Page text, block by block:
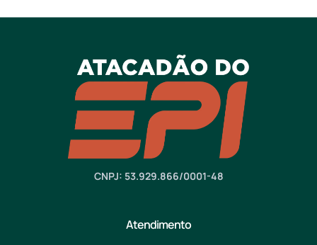
CNPJ: 53.929.866/0001-48
Atendimento